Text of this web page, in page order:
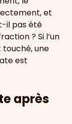
et
il pas été
? Si l’un
une
est
après